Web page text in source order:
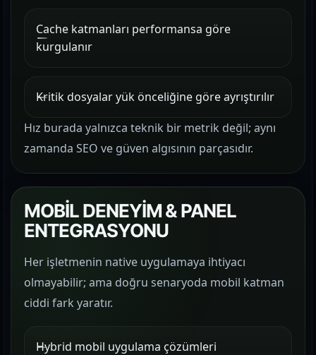
Cache katmanları performansa göre
kurgulanır
Kritik dosyalar yük önceliğine göre ayrıştırılır
Hız burada yalnızca teknik bir metrik değil; aynı
zamanda SEO ve güven algısının parçasıdır.
MOBİL DENEYİM & PANEL
ENTEGRASYONU
Her işletmenin native uygulamaya ihtiyacı
olmayabilir; ama doğru senaryoda mobil katman
ciddi fark yaratır.
Hybrid mobil uygulama çözümleri